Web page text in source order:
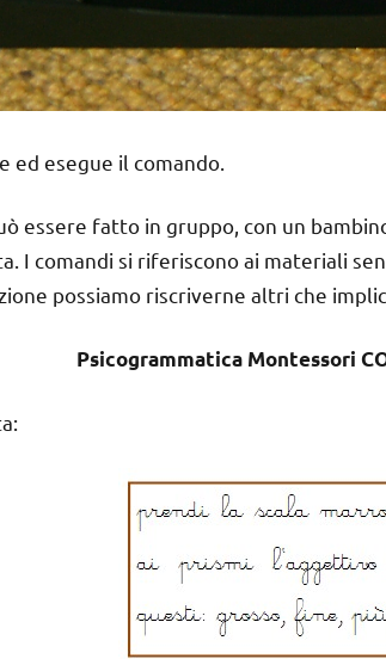
ed esegue il comando.
essere fatto in gruppo, con un
I comandi si riferiscono ai materiali
possiamo riscriverne altri che
Psicogrammatica Montessori